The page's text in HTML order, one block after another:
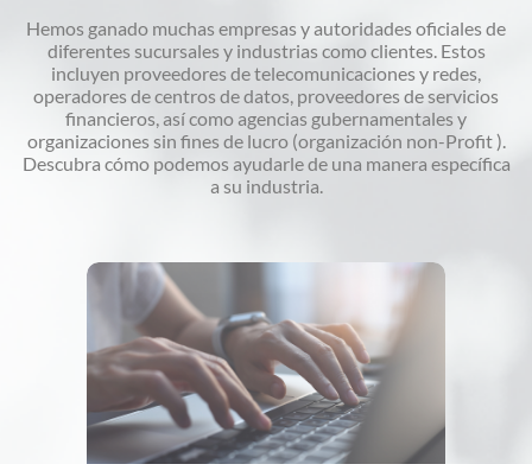
Hemos ganado muchas empresas y autoridades oficiales de
diferentes sucursales y industrias como clientes. Estos
incluyen proveedores de telecomunicaciones y redes,
operadores de centros de datos, proveedores de servicios
financieros, así como agencias gubernamentales y
organizaciones sin fines de lucro (organización non-Profit ).
Descubra cómo podemos ayudarle de una manera específica
a su industria.